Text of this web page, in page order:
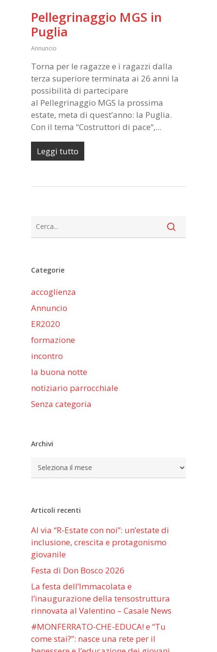
Pellegrinaggio MGS in
Puglia
Annuncio
Torna per le ragazze e i ragazzi dalla
terza superiore terminata ai 26 anni la
possibilità di partecipare
al Pellegrinaggio MGS la prossima
estate, meta di quest’anno: la Puglia.
Con il tema “Costruttori di pace“,...
Leggi tutto
Categorie
accoglienza
Annuncio
ER2020
formazione
incontro
la buona notte
notiziario parrocchiale
Senza categoria
Archivi
Archivi
Articoli recenti
Al via “R-Estate con noi”: un’estate di
inclusione, crescita e protagonismo
giovanile
Festa di Don Bosco 2026
La festa dell’Immacolata e
l’inaugurazione della tensostruttura
rinnovata al Valentino – Casale News
#MONFERRATO-CHE-EDUCA! e “Tu
come stai?”: nasce una rete per il